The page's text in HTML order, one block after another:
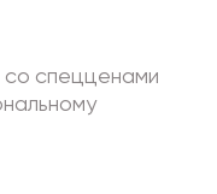
со спецценами